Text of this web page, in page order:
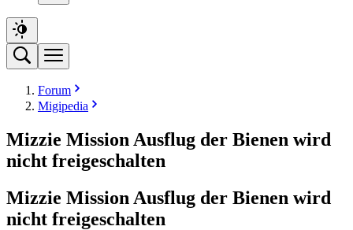
Forum
Migipedia
Mizzie Mission Ausflug der Bienen wird
nicht freigeschalten
Mizzie Mission Ausflug der Bienen wird
nicht freigeschalten